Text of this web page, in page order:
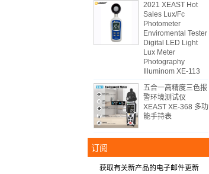
2021 XEAST Hot
Sales Lux/Fc
Photometer
Enviromental Tester
Digital LED Light
Lux Meter
Photography
Illuminom XE-113
五合一高精度三色报
警环境测试仪
XEAST XE-368 多功
能手持表
订阅
获取有关新产品的电子邮件更新